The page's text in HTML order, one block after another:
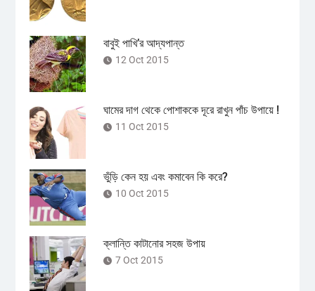
বাবুই পাখি’র আদ্যপান্ত
12 Oct 2015
ঘামের দাগ থেকে পোশাককে দূরে রাখুন পাঁচ উপায়ে !
11 Oct 2015
ভুঁড়ি কেন হয় এবং কমাবেন কি করে?
10 Oct 2015
ক্লান্তি কাটানোর সহজ উপায়
7 Oct 2015